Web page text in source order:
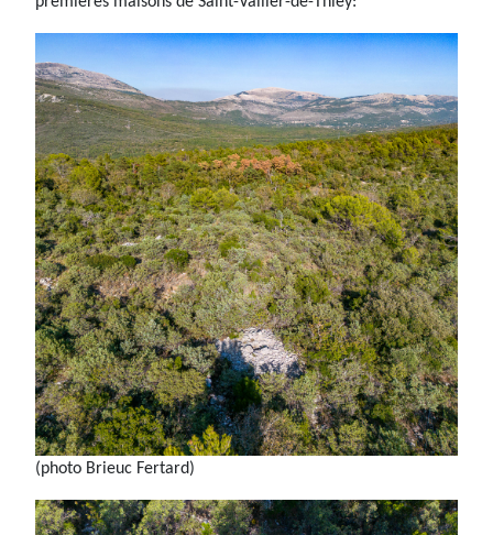
(photo Brieuc Fertard)